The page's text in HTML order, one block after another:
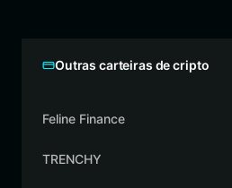
Outras carteiras de cripto
Feline Finance
TRENCHY